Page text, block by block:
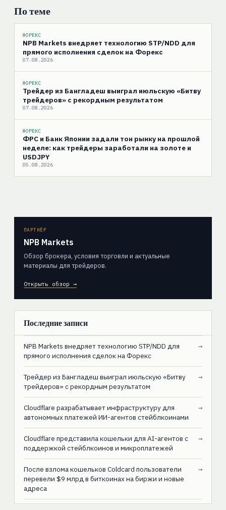
По теме
ФОРЕКС
NPB Markets внедряет технологию STP/NDD для
прямого исполнения сделок на Форекс
07.08.2026
ФОРЕКС
Трейдер из Бангладеш выиграл июльскую «Битву
трейдеров» с рекордным результатом
07.08.2026
ФОРЕКС
ФРС и Банк Японии задали тон рынку на прошлой
неделе: как трейдеры заработали на золоте и
USDJPY
05.08.2026
ПАРТНЁР
NPB Markets
Обзор брокера, условия торговли и актуальные
материалы для трейдеров.
Открыть обзор →
Последние записи
NPB Markets внедряет технологию STP/NDD для
прямого исполнения сделок на Форекс
→
Трейдер из Бангладеш выиграл июльскую «Битву
трейдеров» с рекордным результатом
→
Cloudflare разрабатывает инфраструктуру для
автономных платежей ИИ-агентов стейблкоинами
→
Cloudflare представила кошельки для AI-агентов с
поддержкой стейблкоинов и микроплатежей
→
После взлома кошельков Coldcard пользователи
перевели $9 млрд в биткоинах на биржи и новые
адреса
→